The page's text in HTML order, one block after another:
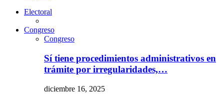
Electoral
Congreso
Congreso
Sí tiene procedimientos administrativos en
trámite por irregularidades,…
diciembre 16, 2025